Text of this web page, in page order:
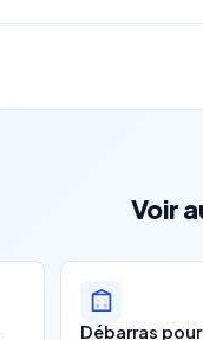
Voir
Débarras